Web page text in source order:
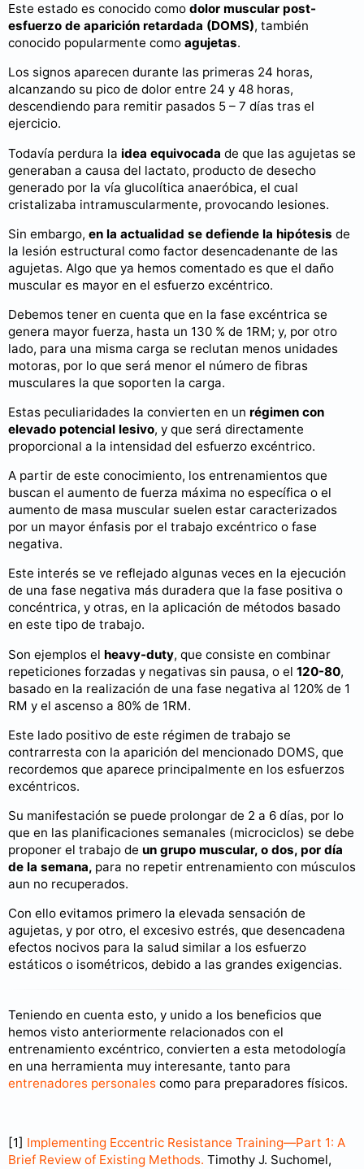
Este estado es conocido como dolor muscular post-
esfuerzo de aparición retardada (DOMS), también
conocido popularmente como agujetas.
Los signos aparecen durante las primeras 24 horas,
alcanzando su pico de dolor entre 24 y 48 horas,
descendiendo para remitir pasados 5 – 7 días tras el
ejercicio.
Todavía perdura la idea equivocada de que las agujetas se
generaban a causa del lactato, producto de desecho
generado por la vía glucolítica anaeróbica, el cual
cristalizaba intramuscularmente, provocando lesiones.
Sin embargo, en la actualidad se defiende la hipótesis de
la lesión estructural como factor desencadenante de las
agujetas. Algo que ya hemos comentado es que el daño
muscular es mayor en el esfuerzo excéntrico.
Debemos tener en cuenta que en la fase excéntrica se
genera mayor fuerza, hasta un 130 % de 1RM; y, por otro
lado, para una misma carga se reclutan menos unidades
motoras, por lo que será menor el número de fibras
musculares la que soporten la carga.
Estas peculiaridades la convierten en un régimen con
elevado potencial lesivo, y que será directamente
proporcional a la intensidad del esfuerzo excéntrico.
A partir de este conocimiento, los entrenamientos que
buscan el aumento de fuerza máxima no específica o el
aumento de masa muscular suelen estar caracterizados
por un mayor énfasis por el trabajo excéntrico o fase
negativa.
Este interés se ve reflejado algunas veces en la ejecución
de una fase negativa más duradera que la fase positiva o
concéntrica, y otras, en la aplicación de métodos basado
en este tipo de trabajo.
Son ejemplos el heavy-duty, que consiste en combinar
repeticiones forzadas y negativas sin pausa, o el 120-80,
basado en la realización de una fase negativa al 120% de 1
RM y el ascenso a 80% de 1RM.
Este lado positivo de este régimen de trabajo se
contrarresta con la aparición del mencionado DOMS, que
recordemos que aparece principalmente en los esfuerzos
excéntricos.
Su manifestación se puede prolongar de 2 a 6 días, por lo
que en las planificaciones semanales (microciclos) se debe
proponer el trabajo de un grupo muscular, o dos, por día
de la semana, para no repetir entrenamiento con músculos
aun no recuperados.
Con ello evitamos primero la elevada sensación de
agujetas, y por otro, el excesivo estrés, que desencadena
efectos nocivos para la salud similar a los esfuerzo
estáticos o isométricos, debido a las grandes exigencias.
Teniendo en cuenta esto, y unido a los beneficios que
hemos visto anteriormente relacionados con el
entrenamiento excéntrico, convierten a esta metodología
en una herramienta muy interesante, tanto para
entrenadores personales como para preparadores físicos.
[1] Implementing Eccentric Resistance Training—Part 1: A
Brief Review of Existing Methods. Timothy J. Suchomel,